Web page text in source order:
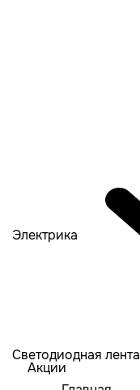
Электрика
Светодиодная лента
Акции